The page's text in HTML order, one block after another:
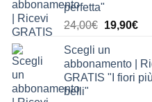
perfetta"
24,00€ Il
originale
era:
24,00€.
19,90€Il
è:
Scegli un
abbonamento |
GRATIS "I fiori più
belli"